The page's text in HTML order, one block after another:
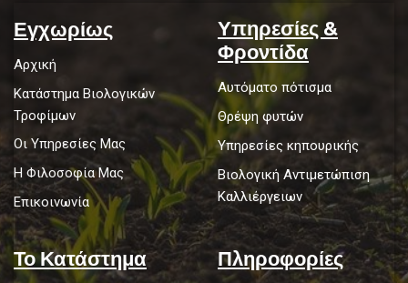
Εγχωρίως
Αρχική
Κατάστημα Βιολογικών
Τροφίμων
Οι Υπηρεσίες Μας
Η Φιλοσοφία Μας
Επικοινωνία
Υπηρεσίες &
Φροντίδα
Αυτόματο πότισμα
Θρέψη φυτών
Υπηρεσίες κηπουρικής
Βιολογική Αντιμετώπιση
Καλλιέργειων
Το Κατάστημα Πληροφορίες